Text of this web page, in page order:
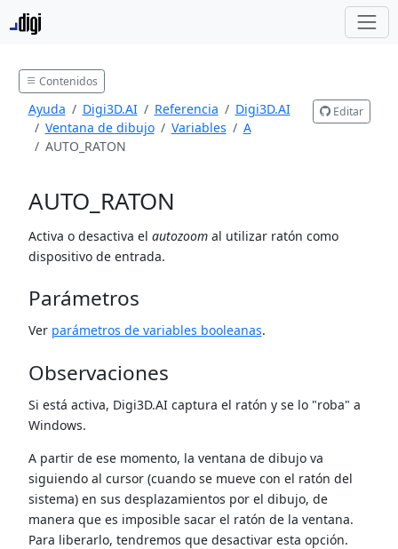
Contenidos
Ayuda Digi3D.AI Referencia
Digi3D.AI
Ventana de dibujo
Variables
A
AUTO_RATON
Editar
AUTO_RATON
Activa o desactiva el autozoomal utilizar ratón como
dispositivo de entrada.
Parámetros
Ver parámetros de variables booleanas.
Observaciones
Si está activa, Digi3D.AI captura el ratón y se lo "roba" a
Windows.
A partir de ese momento, la ventana de dibujo va
siguiendo al cursor (cuando se mueve con el ratón del
sistema) en sus desplazamientos por el dibujo, de
manera que es imposible sacar el ratón de la ventana.
Para liberarlo, tendremos que desactivar esta opción.